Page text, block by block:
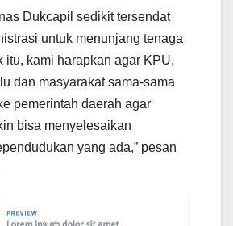
Dukcapil sedikit tersendat
untuk menunjang tenaga
itu, kami harapkan agar KPU,
dan masyarakat sama-sama
pemerintah daerah agar
bisa menyelesaikan
yang ada,” pesan